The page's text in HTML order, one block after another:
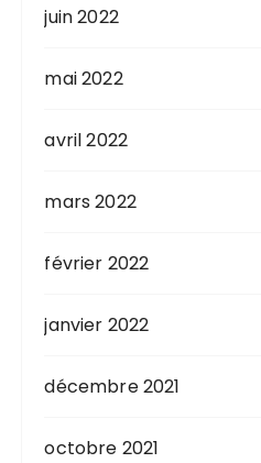
juin 2022
mai 2022
avril 2022
mars 2022
février 2022
janvier 2022
décembre 2021
octobre 2021